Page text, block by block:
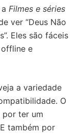
Filmes e séries
ver “Deus Não
Eles são fáceis
e
a variedade
O
por ter um
também por